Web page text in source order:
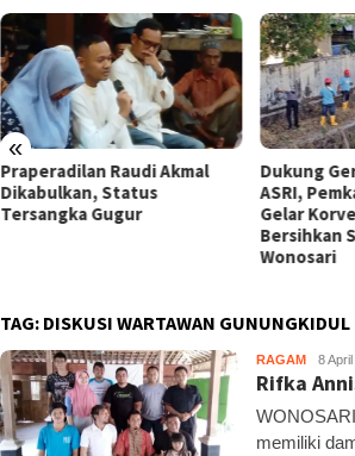
«
Dukung Gerakan Indonesia
ASRI, Pemkab Gunungkidul
Gelar Korve Kolaborasi
Pemkab
Tol
Bahas
Potensi
TAG: DISKUSI WARTAWAN GUNUNGKIDUL
RAGAM Kandar
8
Rifka
memiliki